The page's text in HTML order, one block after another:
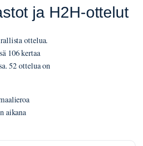
ja H2H-ottelut
ottelua.
106 kertaa
52 ottelua on
aikana